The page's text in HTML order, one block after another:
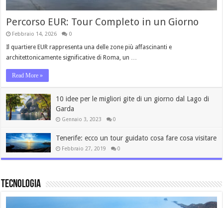
Percorso EUR: Tour Completo in un Giorno
Febbraio 14, 2026 0
Il quartiere EUR rappresenta una delle zone più affascinanti e
architettonicamente significative di Roma, un …
Read More »
10 idee per le migliori gite di un giorno dal Lago di
Garda
Gennaio 3, 2023 0
Tenerife: ecco un tour guidato cosa fare cosa visitare
Febbraio 27, 2019 0
Tecnologia